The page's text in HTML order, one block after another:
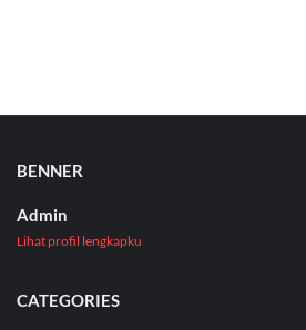
BENNER
Admin
Lihat profil lengkapku
CATEGORIES